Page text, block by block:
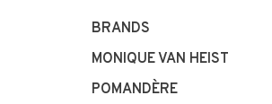
BRANDS
MONIQUE VAN HEIST
POMANDÈRE